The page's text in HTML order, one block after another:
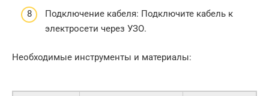
Подключение кабеля: Подключите кабель к
электросети через УЗО.
Необходимые инструменты и материалы: